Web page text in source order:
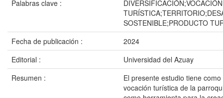
Palabras clave :
DIVERSIFICACIÓN;VOCACIÓN
SOSTENIBLE;PRODUCTO
Fecha de publicación :
2024
Editorial :
Universidad del Azuay
Resumen :
El presente estudio tiene
vocación turística de la